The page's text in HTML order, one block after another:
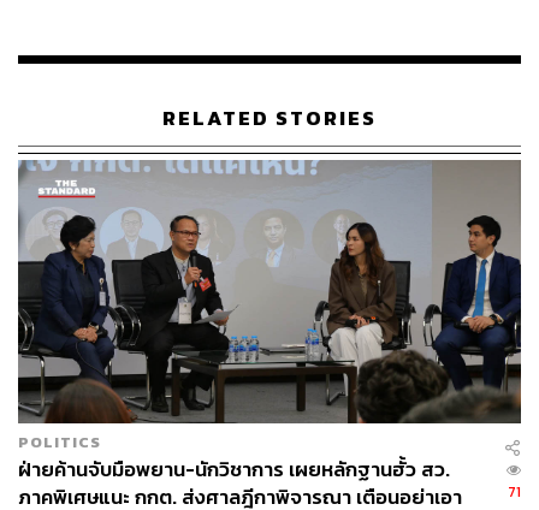
“เราได้ใช้ความระมัดระวังเป็นพิเศษ เป็นเรื่องที่ทุกคนต้อง
ปฏิบัติตามกฎหมาย ก่อนหน้านี้เราไม่เคยเคลื่อนไหว จน
กระทั่ง กกต. รับรองให้พรรคเป็นพรรคการเมืองตามกฎหมาย
เราก็ปฏิบัติตามคำสั่ง คสช. ซึ่งอนุญาตให้พรรคการเมืองทำ
กิจกรรมเพื่อหาสมาชิกพรรค วันนี้คือการไปคารวะ
ประชาชน กราบเรียนให้ประชาชนทราบว่าตั้งพรรคตาม
กฎหมายถูกต้องแล้ว จะได้เข้ามาร่วมเป็นเจ้าของพรรค เรา
ไม่พูดเรื่องหาเสียง แต่จะพูดว่ามาร่วมกันเป็นเจ้าของพรรค
ประชาชนอย่างแท้จริง” นายสุเทพตอบสื่อหลังถูกโยนคำถาม
ใส่ว่านี่คือการหาเสียงหรือไม่
จากนั้นกำนันสุเทพนำทัพเริ่มออกเดินเชิญชวนประชาชน
ธงชาติไทยและป้ายประกาศคารวะแผ่นดินถูกสะบัดโบกเหนือ
RELATED STORIES
POLITICS
ฝ่ายค้านจับมือพยาน-นักวิชาการ เผยหลักฐานฮั้ว สว.
ภาคพิเศษแนะ กกต. ส่งศาลฎีกาพิจารณา เตือนอย่าเอา
71